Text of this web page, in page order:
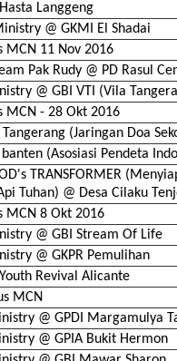
Langgeng
@ GKMI El Shadai
MCN 11 Nov 2016
Pak Rudy @ PD Rasul
@ GBI VTI (Vila
MCN - 28 Okt 2016
(Jaringan Doa
(Asosiasi Pendeta
TRANSFORMER
Tuhan) @ Desa Cilaku
MCN 8 Okt 2016
@ GBI Stream Of Life
@ GKPR Pemulihan
Revival Alicante
MCN
@ GPDI Margamulya
@ GPIA Bukit Hermon